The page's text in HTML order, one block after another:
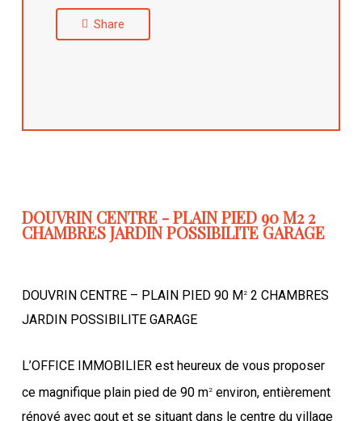
Share
DOUVRIN CENTRE - PLAIN PIED 90 M2 2
CHAMBRES JARDIN POSSIBILITE GARAGE
DOUVRIN CENTRE – PLAIN PIED 90 M22 CHAMBRES
JARDIN POSSIBILITE GARAGE
L’OFFICE IMMOBILIER est heureux de vous proposer
ce magnifique plain pied de 90 m2environ, entièrement
rénové avec gout et se situant dans le centre du village